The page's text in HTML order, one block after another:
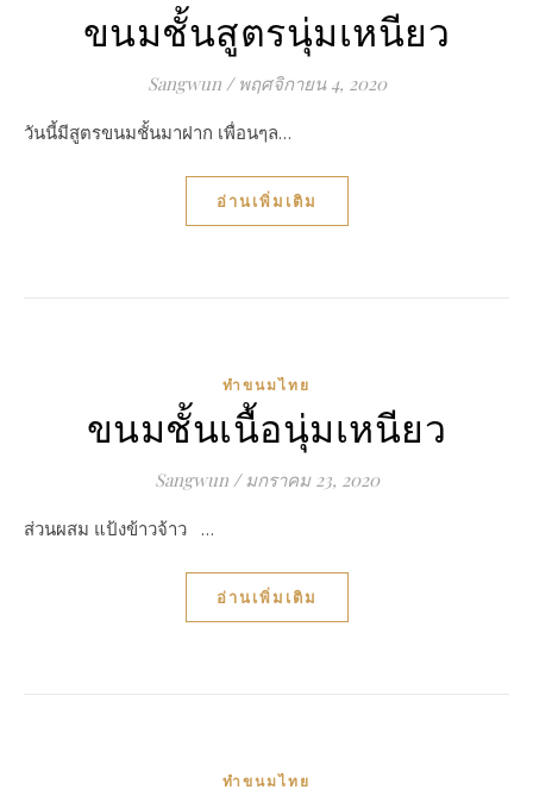
ขนมชั้นสูตรนุ่มเหนียว
Sangwun / พฤศจิกายน 4, 2020
วันนี้มีสูตรขนมชั้นมาฝาก เพื่อนๆล…
อ่านเพิ่มเติม
ทำขนมไทย
ขนมชั้นเนื้อนุ่มเหนียว
Sangwun / มกราคม 23, 2020
ส่วนผสม แป้งข้าวจ้าว …
อ่านเพิ่มเติม
ทำขนมไทย